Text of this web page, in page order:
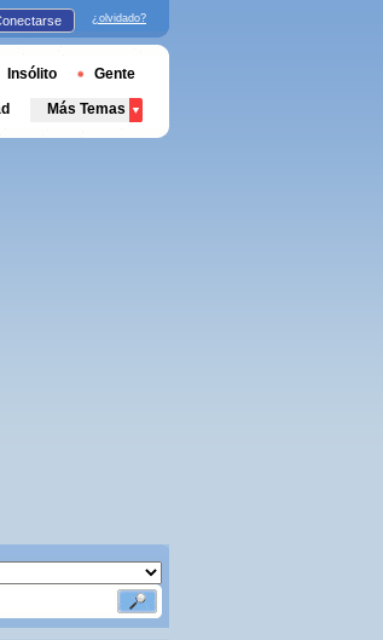
¿olvidado?
Insólito Gente
Más Temas